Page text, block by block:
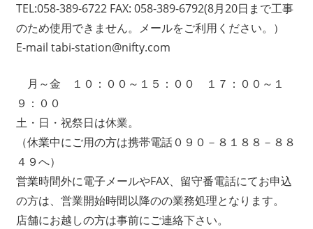
TEL:058-389-6722 FAX: 058-389-6792(8月20日まで工事
のため使用できません。メールをご利用ください。）
E-mail tabi-station@nifty.com
月～金 １０：００～１５：００ １７：００～１
９：００
土・日・祝祭日は休業。
（休業中にご用の方は携帯電話０９０－８１８８－８８
４９へ）
営業時間外に電子メールやFAX、留守番電話にてお申込
の方は、営業開始時間以降のの業務処理となります。
店舗にお越しの方は事前にご連絡下さい。